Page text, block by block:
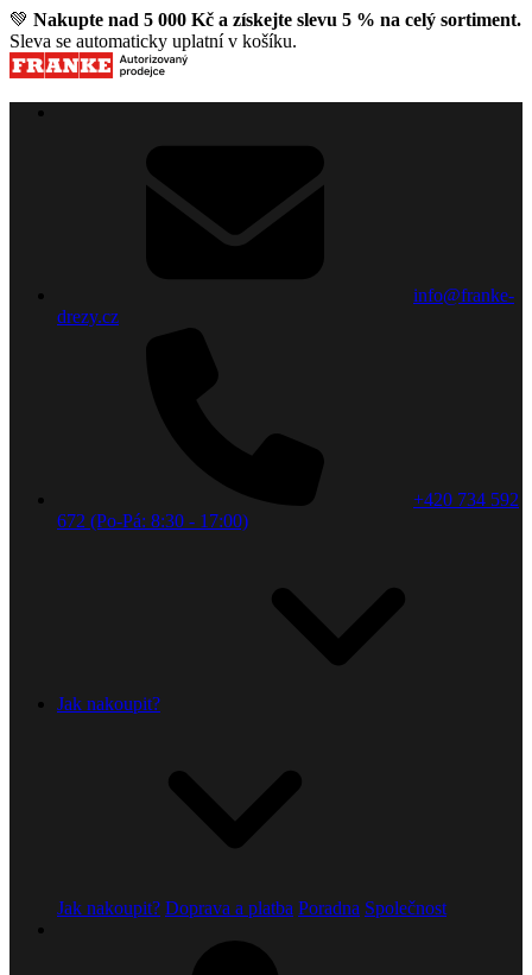
💚 Nakupte nad 5 000 Kč a získejte slevu 5 % na celý sortiment.
Sleva se automaticky uplatní v košíku.
info@franke-
drezy.cz
+420 734 592
672 (Po-Pá: 8:30 - 17:00)
Jak nakoupit?
Jak nakoupit? Doprava a platba Poradna Společnost